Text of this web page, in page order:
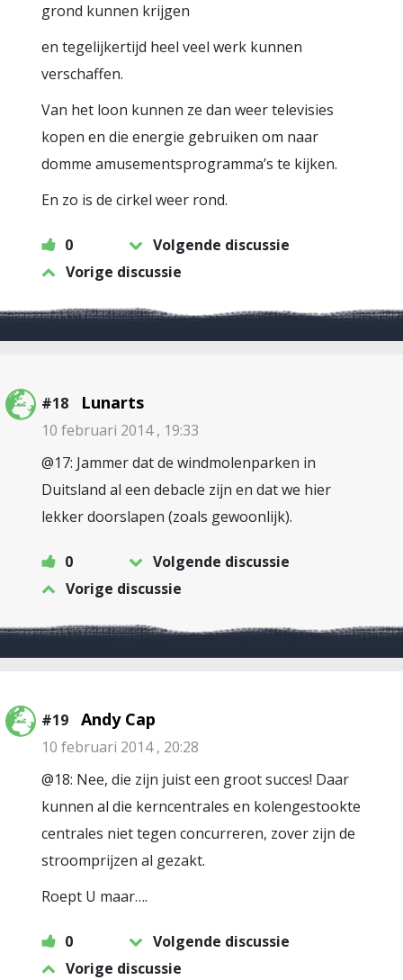
grond kunnen krijgen
en tegelijkertijd heel veel werk kunnen
verschaffen.
Van het loon kunnen ze dan weer televisies
kopen en die energie gebruiken om naar
domme amusementsprogramma’s te kijken.
En zo is de cirkel weer rond.
0
Volgende discussie
Vorige discussie
#18 Lunarts
10 februari 2014 , 19:33
@17: Jammer dat de windmolenparken in
Duitsland al een debacle zijn en dat we hier
lekker doorslapen (zoals gewoonlijk).
0
Volgende discussie
Vorige discussie
#19 Andy Cap
10 februari 2014 , 20:28
@18: Nee, die zijn juist een groot succes! Daar
kunnen al die kerncentrales en kolengestookte
centrales niet tegen concurreren, zover zijn de
stroomprijzen al gezakt.
Roept U maar….
0
Volgende discussie
Vorige discussie